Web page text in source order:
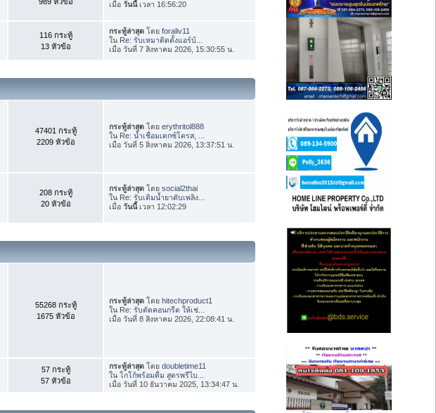
เมื่อวันนี้เวลา 16:56:20
116 กระทู้
13 หัวข้อ
กระทู้ล่าสุด โดยforaliv11
ใน Re: รับเหมาติดตั้งแอร์บ้...
เมื่อ วันที่ 7 สิงหาคม 2026, 15:30:55 น.
47401 กระทู้
2209 หัวข้อ
กระทู้ล่าสุด โดยerythritol888
ใน Re: น้ำเชื่อมเดกซ์โตรส, ...
เมื่อ วันที่ 5 สิงหาคม 2026, 13:37:51 น.
208 กระทู้
20 หัวข้อ
กระทู้ล่าสุด โดยsocial2thai
ใน Re: รับเติมน้ำยาดับเพลิง...
เมื่อวันนี้เวลา 12:02:29
55268 กระทู้
1675 หัวข้อ
กระทู้ล่าสุด โดยhitechproduct1
ใน Re: รับตัดคอนกรีต ให้เช่...
เมื่อ วันที่ 8 สิงหาคม 2026, 22:08:41 น.
57 กระทู้
57 หัวข้อ
กระทู้ล่าสุด โดยdoubletime11
ในโกโก้พร้อมดื่ม สูตรพรีไบ...
เมื่อ วันที่ 10 ธันวาคม 2025, 13:34:47 น.